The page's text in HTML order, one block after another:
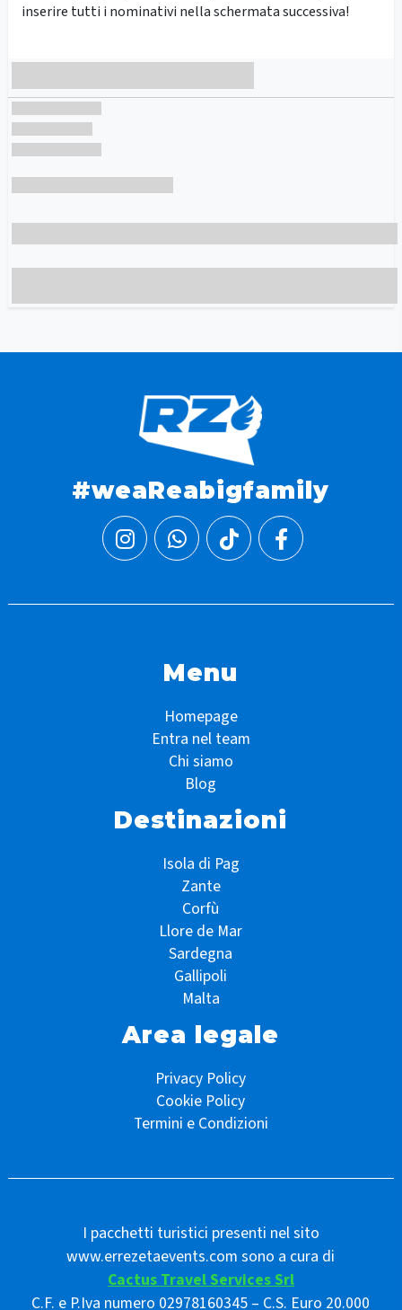
inserire tutti i nominativi nella schermata successiva!
#weaReabigfamily
Menu
Homepage
Entra nel team
Chi siamo
Blog
Destinazioni
Isola di Pag
Zante
Corfù
Llore de Mar
Sardegna
Gallipoli
Malta
Area legale
Privacy Policy
Cookie Policy
Termini e Condizioni
I pacchetti turistici presenti nel sito
www.errezetaevents.com sono a cura di
Cactus Travel Services Srl
C.F. e P.Iva numero 02978160345 – C.S. Euro 20.000